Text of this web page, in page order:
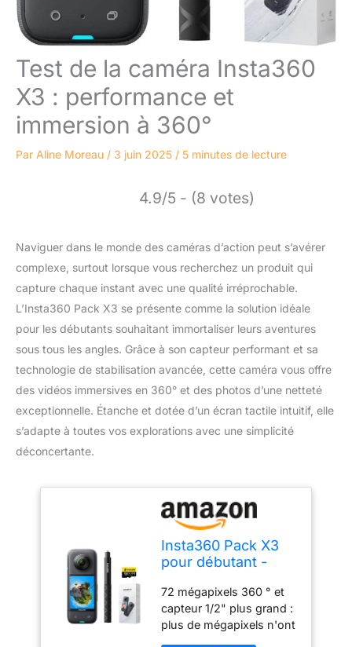
Test de la caméra Insta360
X3 : performance et
immersion à 360°
Par Aline Moreau / 3 juin 2025 / 5 minutes de lecture
4.9/5 - (8 votes)
Naviguer dans le monde des caméras d’action peut s’avérer
complexe, surtout lorsque vous recherchez un produit qui
capture chaque instant avec une qualité irréprochable.
L’Insta360 Pack X3 se présente comme la solution idéale
pour les débutants souhaitant immortaliser leurs aventures
sous tous les angles. Grâce à son capteur performant et sa
technologie de stabilisation avancée, cette caméra vous offre
des vidéos immersives en 360° et des photos d’une netteté
exceptionnelle. Étanche et dotée d’un écran tactile intuitif, elle
s’adapte à toutes vos explorations avec une simplicité
déconcertante.
Insta360 Pack X3
pour débutant -
étanche à 360°
avec capteur 1/2",
5,7K 360°, photos
72 mégapixels 360 ° et
capteur 1/2" plus grand :
plus de mégapixels n'ont